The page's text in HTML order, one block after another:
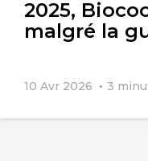
2025,
malgré la
10 Avr 2026 3